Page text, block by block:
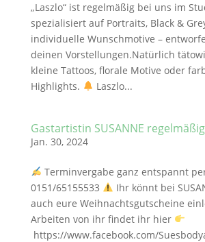
„Laszlo“ ist regelmäßig bei uns im
spezialisiert auf Portraits, Black &
individuelle Wunschmotive –
deinen Vorstellungen.Natürlich
kleine Tattoos, florale Motive oder
Highlights.
Laszlo...
Gastartistin SUSANNE
Jan. 30, 2024
Terminvergabe ganz entspannt
0151/65155533
Ihr könnt bei
auch eure Weihnachtsgutscheine
Arbeiten von ihr findet ihr hier
https://www.facebook.com/